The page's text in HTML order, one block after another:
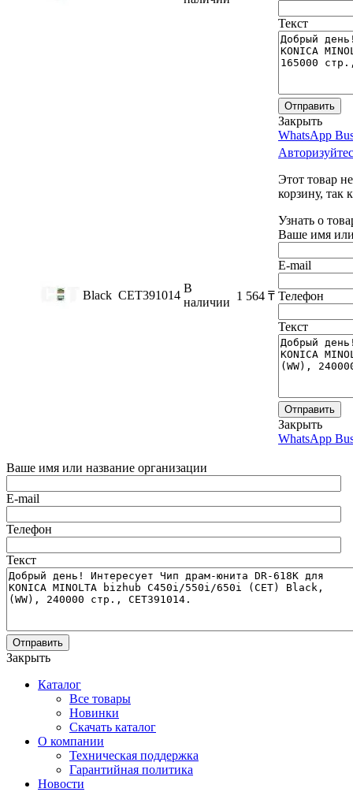
Текст
Отправить
Закрыть
WhatsApp
Black CET391014
В
наличии 1 564 ₸
Этот товар
корзину, так
Узнать о
Ваше имя
E-mail
Телефон
Текст
Отправить
Закрыть
WhatsApp
Ваше имя или название организации
E-mail
Телефон
Текст
Отправить
Закрыть
Каталог
Все товары
Новинки
Скачать каталог
О компании
Техническая поддержка
Гарантийная политика
Новости